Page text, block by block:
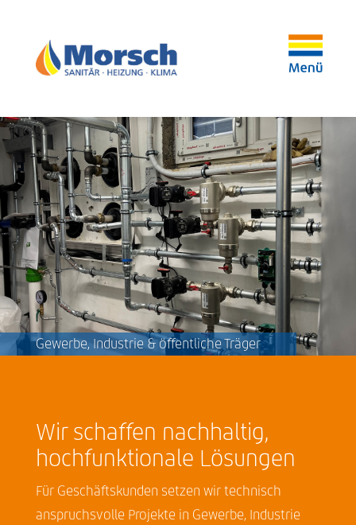
Gewerbe, Industrie & öffentliche Träger
Wir schaffen nachhaltig,
hochfunktionale Lösungen
Für Geschäftskunden setzen wir technisch
anspruchsvolle Projekte in Gewerbe, Industrie